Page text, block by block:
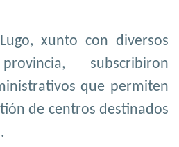
xunto con diversos
subscribiron
que permiten
de centros destinados